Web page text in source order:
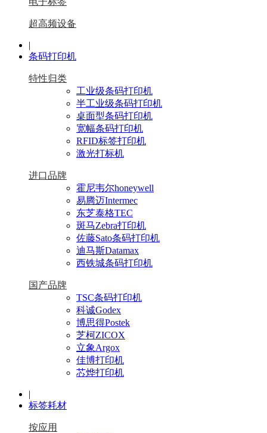
超高频设备
|
条码打印机
特性归类
工业级条码打印机
半工业级条码打印机
桌面型条码打印机
宽幅条码打印机
RFID标签打印机
激光打标机
进口品牌
霍尼韦尔honeywell
易腾迈Intermec
东芝泰格TEC
斑马Zebra打印机
佐藤Sato条码打印机
迪马斯Datamax
西铁城条码打印机
国产品牌
TSC条码打印机
科诚Godex
博思得Postek
芝柯ZICOX
立象Argox
佳博打印机
芯烨打印机
|
标签耗材
按应用